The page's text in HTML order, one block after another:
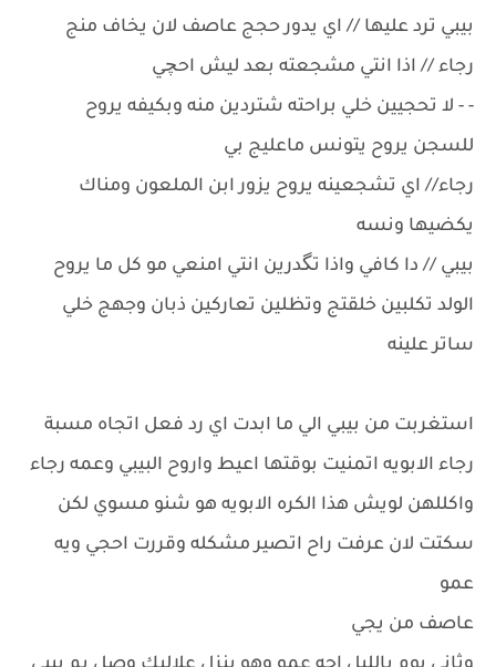
بيبي ترد عليها // اي يدور حجج عاصف لان يخاف منج
رجاء // اذا انتي مشجعته بعد ليش احچي
- - لا تحجيين خلي براحته شتردين منه وبكيفه يروح
للسجن يروح يتونس ماعليج بي
رجاء// اي تشجعينه يروح يزور ابن الملعون ومناك
يكضيها ونسه
بيبي // دا كافي واذا تگدرين انتي امنعي مو كل ما يروح
الولد تكلبين خلقتج وتظلين تعاركين ذبان وجهج خلي
ساتر علينه
استغربت من بيبي الي ما ابدت اي رد فعل اتجاه مسبة
رجاء الابويه اتمنيت بوقتها اعيط واروح البيبي وعمه رجاء
واكللهن لويش هذا الكره الابويه هو شنو مسوي لكن
سكتت لان عرفت راح اتصير مشكله وقررت احجي ويه
عمو
عاصف من يجي